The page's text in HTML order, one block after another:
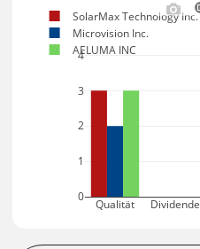
Qualität Dividende
0
1
2
3
4
SolarMax Technology Inc.
Microvision Inc.
AELUMA INC